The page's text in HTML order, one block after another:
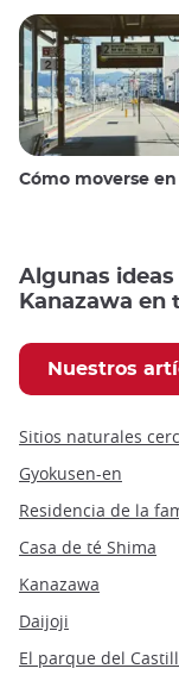
Cómo moverse en Kioto y
Algunas
Kanazawa en
Nuestros
Sitios naturales
Gyokusen-en
Residencia de la
Casa de té Shima
Kanazawa
Daijoji
El parque del